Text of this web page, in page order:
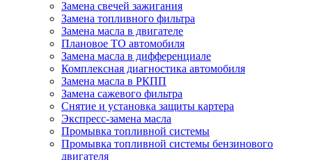
Замена свечей зажигания
Замена топливного фильтра
Замена масла в двигателе
Плановое ТО автомобиля
Замена масла в дифференциале
Комплексная диагностика автомобиля
Замена масла в РКПП
Замена сажевого фильтра
Снятие и установка защиты картера
Экспресс-замена масла
Промывка топливной системы
Промывка топливной системы бензинового
двигателя